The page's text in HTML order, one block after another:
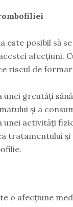
este posibil să
afecțiuni.
riscul de
unei greutăți
și a
unei activități
tratamentului
o afecțiune